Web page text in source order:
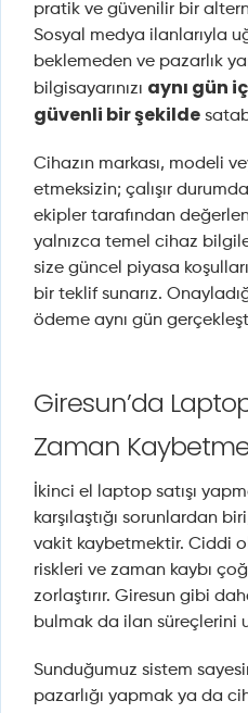
pratik ve güvenilir bir
Sosyal medya ilanlarıyla
beklemeden ve pazarlık
bilgisayarınızı aynı gün
güvenli bir şekilde
Cihazın markası, modeli
etmeksizin; çalışır
ekipler tarafından
yalnızca temel cihaz
size güncel piyasa
bir teklif sunarız.
ödeme aynı gün
Giresun’da
Zaman
İkinci el laptop satışı
karşılaştığı sorunlardan
vakit kaybetmektir. Ciddi
riskleri ve zaman kaybı
zorlaştırır. Giresun gibi
bulmak da ilan süreçlerini
Sunduğumuz sistem
pazarlığı yapmak ya da